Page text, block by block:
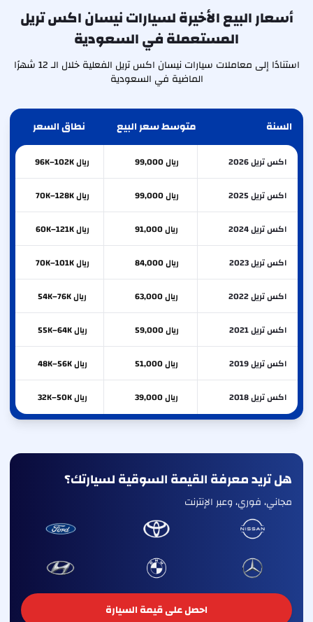
أسعار البيع الأخيرة لسيارات نيسان اكس تريل
المستعملة في السعودية
استنادًا إلى معاملات سيارات نيسان اكس تريل الفعلية خلال الـ 12 شهرًا
الماضية في السعودية
السنة متوسط سعر البيع نطاق السعر
اكس تريل 2026 ريال 99,000 ريال 96K–102K
اكس تريل 2025 ريال 99,000 ريال 70K–128K
اكس تريل 2024 ريال 91,000 ريال 60K–121K
اكس تريل 2023 ريال 84,000 ريال 70K–101K
اكس تريل 2022 ريال 63,000 ريال 54K–76K
اكس تريل 2021 ريال 59,000 ريال 55K–64K
اكس تريل 2019 ريال 51,000 ريال 48K–56K
اكس تريل 2018 ريال 39,000 ريال 32K–50K
هل تريد معرفة القيمة السوقية لسيارتك؟
مجاني، فوري، وعبر الإنترنت
احصل على قيمة السيارة